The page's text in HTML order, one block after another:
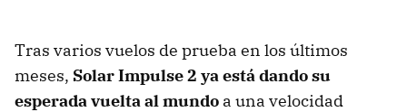
Tras varios vuelos de prueba en los últimos
meses, Solar Impulse 2 ya está dando su
esperada vuelta al mundo a una velocidad